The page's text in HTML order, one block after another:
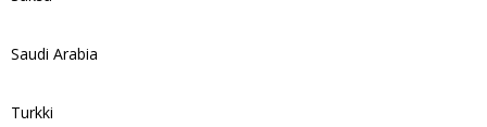
Saudi Arabia
Turkki